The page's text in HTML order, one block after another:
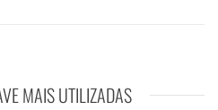
MAIS UTILIZADAS